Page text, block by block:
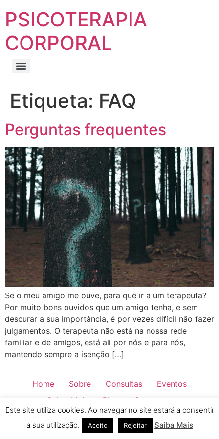
PSICOTERAPIA
CORPORAL
Etiqueta: FAQ
Perguntas frequentes
Se o meu amigo me ouve, para quê ir a um terapeuta?
Por muito bons ouvidos que um amigo tenha, e sem
descurar a sua importância, é por vezes difícil não fazer
julgamentos. O terapeuta não está na nossa rede
familiar e de amigos, está ali por nós e para nós,
mantendo sempre a isenção […]
Home Sobre Consultas
Eventos
Saber Mais
Blog
Contactos
Todos os direitos reservados
Este site utiliza cookies. Ao navegar no site estará a consentir
a sua utilização.
Aceito Rejeitar Saiba Mais